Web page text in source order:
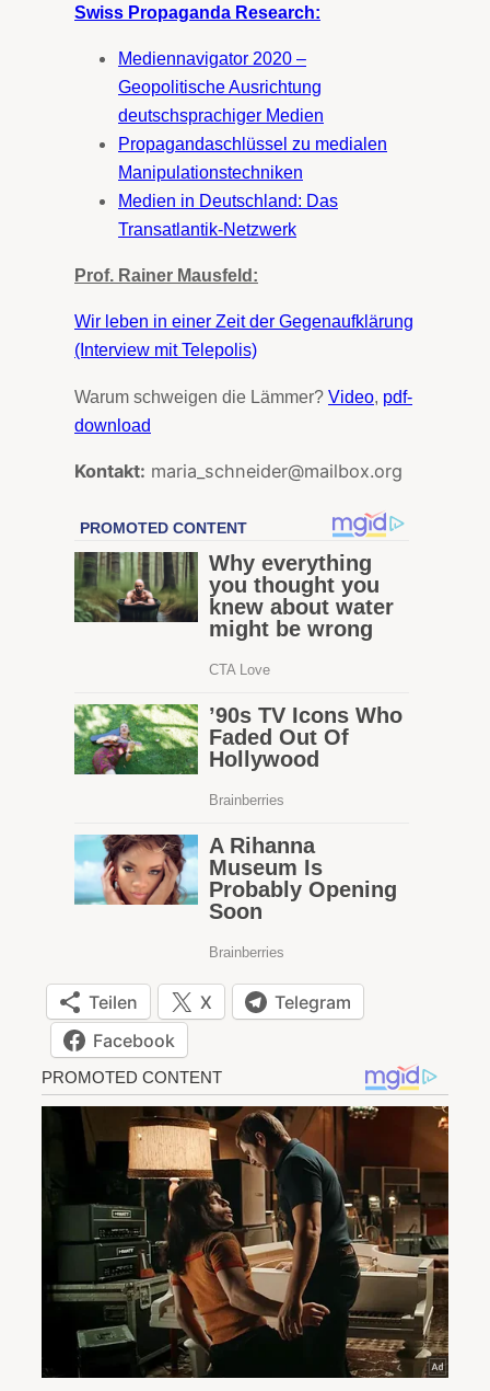
Swiss Propaganda Research:
Mediennavigator 2020 –
Geopolitische Ausrichtung
deutschsprachiger Medien
Propagandaschlüssel zu medialen
Manipulationstechniken
Medien in Deutschland: Das
Transatlantik-Netzwerk
Prof. Rainer Mausfeld:
Wir leben in einer Zeit der Gegenaufklärung
(Interview mit Telepolis)
Warum schweigen die Lämmer? Video, pdf-
download
Kontakt: maria_schneider@mailbox.org
Teilen X
Telegram
Facebook